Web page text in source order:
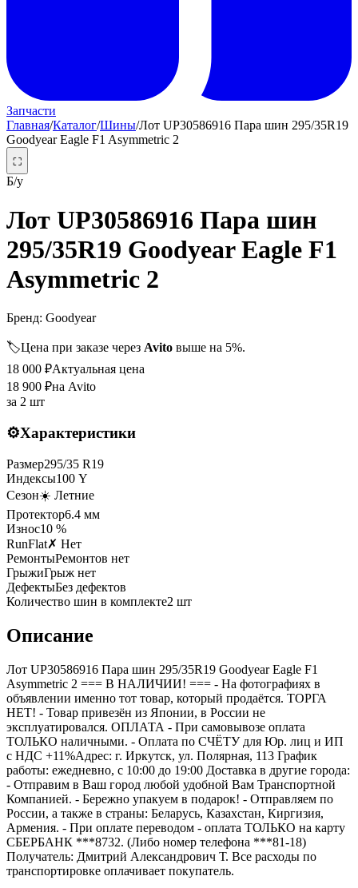
Запчасти
Главная/Каталог/Шины/Лот UP30586916 Пара шин 295/35R19
Goodyear Eagle F1 Asymmetric 2
⛶
Б/у
Лот UP30586916 Пара шин
295/35R19 Goodyear Eagle F1
Asymmetric 2
Бренд: Goodyear
🏷️Цена при заказе через Avito выше на 5%.
18 000 ₽Актуальная цена
18 900 ₽на Avito
за 2 шт
⚙️Характеристики
Размер295/35 R19
Индексы100 Y
Сезон☀️ Летние
Протектор6.4 мм
Износ10 %
RunFlat✗ Нет
РемонтыРемонтов нет
ГрыжиГрыж нет
ДефектыБез дефектов
Количество шин в комплекте2 шт
Описание
Лот UP30586916 Пара шин 295/35R19 Goodyear Eagle F1
Asymmetric 2 === B НАЛИЧИИ! === - На фотографиях в
объявлении именно тот товар, который продаётся. ТОРГА
НЕТ! - Товар привезён из Японии, в России не
эксплуатировался. ОПЛАТА - При самовывозе оплата
ТОЛЬКО наличными. - Оплата по СЧЁТУ для Юр. лиц и ИП
с НДС +11%Адрес: г. Иркутск, ул. Полярная, 113 График
работы: ежедневно, с 10:00 до 19:00 Доставка в другие города:
- Отправим в Ваш город любой удобной Вам Транспортной
Компанией. - Бережно упакуем в подарок! - Отправляем по
России, а также в страны: Беларусь, Казахстан, Киргизия,
Армения. - При оплате переводом - оплата ТОЛЬКО на карту
СБЕРБАНК ***8732. (Либо номер телефона ***81-18)
Получатель: Дмитрий Александрович Т. Все расходы по
транспортировке оплачивает покупатель.